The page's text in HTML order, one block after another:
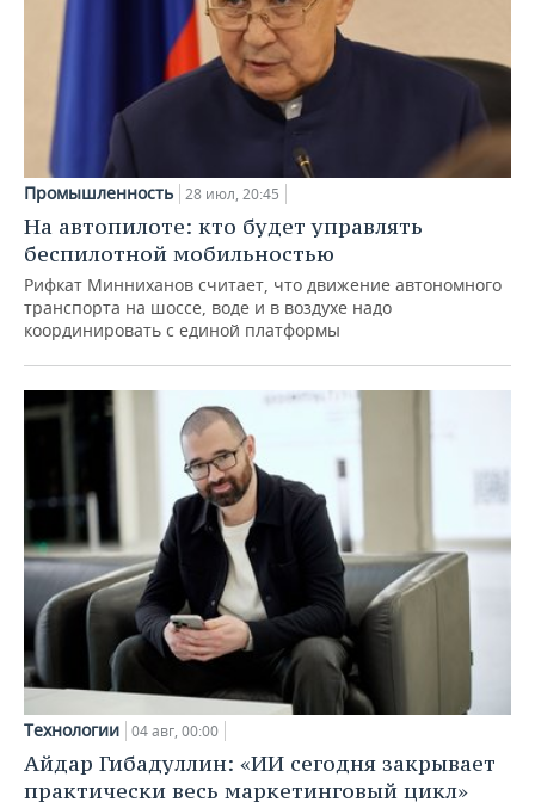
Промышленность 28 июл, 20:45
На автопилоте: кто будет управлять
беспилотной мобильностью
Рифкат Минниханов считает, что движение автономного
транспорта на шоссе, воде и в воздухе надо
координировать с единой платформы
Технологии 04 авг, 00:00
Айдар Гибадуллин: «ИИ сегодня закрывает
практически весь маркетинговый цикл»